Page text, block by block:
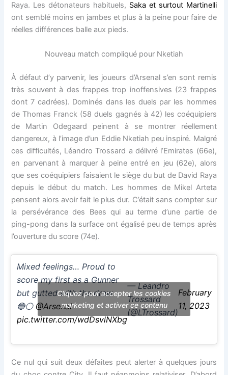
Raya. Les détonateurs habituels, Saka et surtout Martinelli
ont semblé moins en jambes et plus à la peine pour faire de
réelles différences balle aux pieds.
Nouveau match compliqué pour Nketiah
À défaut d’y parvenir, les joueurs d’Arsenal s’en sont remis
très souvent à des frappes trop inoffensives (23 frappes
dont 7 cadrées). Dominés dans les duels par les hommes
de Thomas Franck (58 duels gagnés à 42) les coéquipiers
de Martin Odegaard peinent à se montrer réellement
dangereux, à l’image d’un Eddie Nketiah peu inspiré. Malgré
ces difficultés, Léandro Trossard a délivré l’Emirates (66e),
en parvenant à marquer à peine entré en jeu (62e), alors
que ses coéquipiers faisaient le siège du but de David Raya
depuis le début du match. Les hommes de Mikel Arteta
pensent alors avoir fait le plus dur. C’était sans compter sur
la persévérance des Bees qui au terme d’une partie de
ping-pong dans la surface ont égalisé peu de temps après
l’ouverture du score (74e).
Mixed feelings… Proud to
score my first as a Gunner
but gutted with the draw
🔴⚪ @Arsenal
pic.twitter.com/wdDsvlNXbg
— Leandro
Trossard
(@LTrossard)
February
11, 2023
Cliquez pour accepter les cookies
marketing et activer ce contenu
Ce nul qui suit deux défaites peut alerter à quelques jours